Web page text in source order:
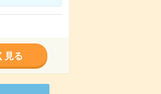
見る